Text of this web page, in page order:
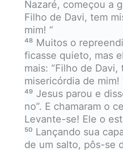
Nazaré, começou a
Filho de Davi, tem
mim! “
⁴⁸ Muitos o
ficasse quieto, mas
mais: “Filho de Davi,
misericórdia de mim!
⁴⁹ Jesus parou e
no”. E chamaram o
Levante-se! Ele o
⁵⁰ Lançando sua
de um salto, pôs-se